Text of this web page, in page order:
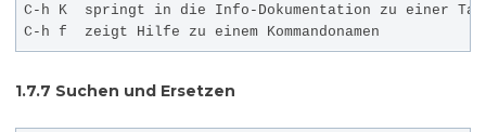
C-h K  springt in die Info-Dokumentation zu einer
1.7.7 Suchen und Ersetzen